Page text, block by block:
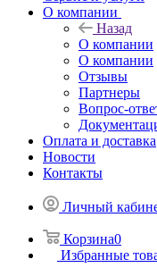
О компании
Назад
О компании
О компании
Отзывы
Партнеры
Вопрос-
Оплата и доставка
Новости
Контакты
Личный
Корзина0
Избранные